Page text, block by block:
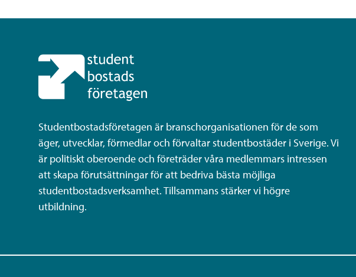
Studentbostadsföretagen är branschorganisationen för de som
äger, utvecklar, förmedlar och förvaltar studentbostäder i Sverige. Vi
är politiskt oberoende och företräder våra medlemmars intressen
att skapa förutsättningar för att bedriva bästa möjliga
studentbostadsverksamhet. Tillsammans stärker vi högre
utbildning.